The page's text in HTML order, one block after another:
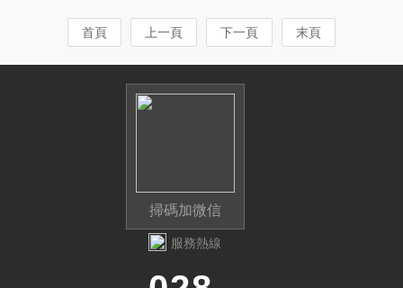
首頁 上一頁 下一頁 末頁
掃碼加微信
服務熱線